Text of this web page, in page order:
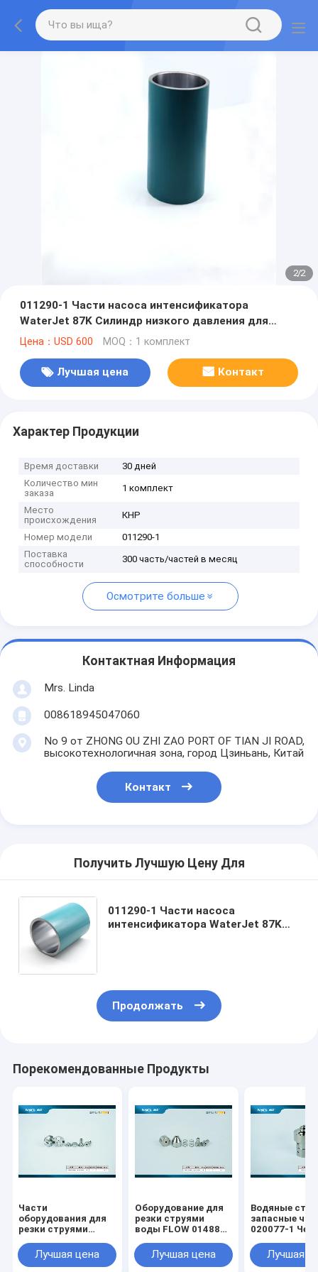
2/2
011290-1 Части насоса интенсификатора
WaterJet 87K Силиндр низкого давления для
резчика WaterJet Части насоса Waterjet
Цена：USD 600 MOQ：1 комплект
Лучшая цена Контакт
Характер Продукции
Время доставки
30 дней
Количество мин
заказа
1 комплект
Место
происхождения
КНР
Номер модели
011290-1
Поставка
способности
300 часть/частей в месяц
Осмотрите больше
Контактная Информация
Mrs. Linda
008618945047060
No 9 от ZHONG OU ZHI ZAO PORT OF TIAN JI ROAD,
высокотехнологичная зона, город Цзиньань, Китай
Контакт
Получить Лучшую Цену Для
011290-1 Части насоса
интенсификатора WaterJet 87K
Продолжать
Порекомендованные Продукты
Части
оборудования для
резки струями
1 87K
Интенсификатор
Лучшая цена
Оборудование для
резки струями
воды FLOW 014885-
Проверка клапана
выхода бокового
Лучшая цена
Водяные
запасные
020077-1 Чек
для
режущей
Лучшая